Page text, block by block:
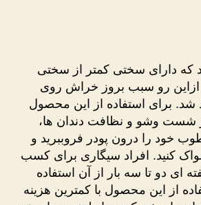
که دارای سختی کمتر از سختی
ازاین رو سبب بروز خراش روی
شد. برای استفاده از این محصول
وشو و نظافت دندان ها،
خود را درون پودر فروببرید و
کنید. افراد سیگاری برای کسب
ای دو تا سه بار از آن استفاده
از این محصول با کمترین هزینه